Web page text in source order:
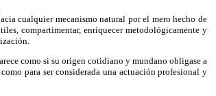
cualquier mecanismo natural por el mero hecho de
compartimentar, enriquecer metodológicamente y
como si su origen cotidiano y mundano obligase a
para ser considerada una actuación profesional y